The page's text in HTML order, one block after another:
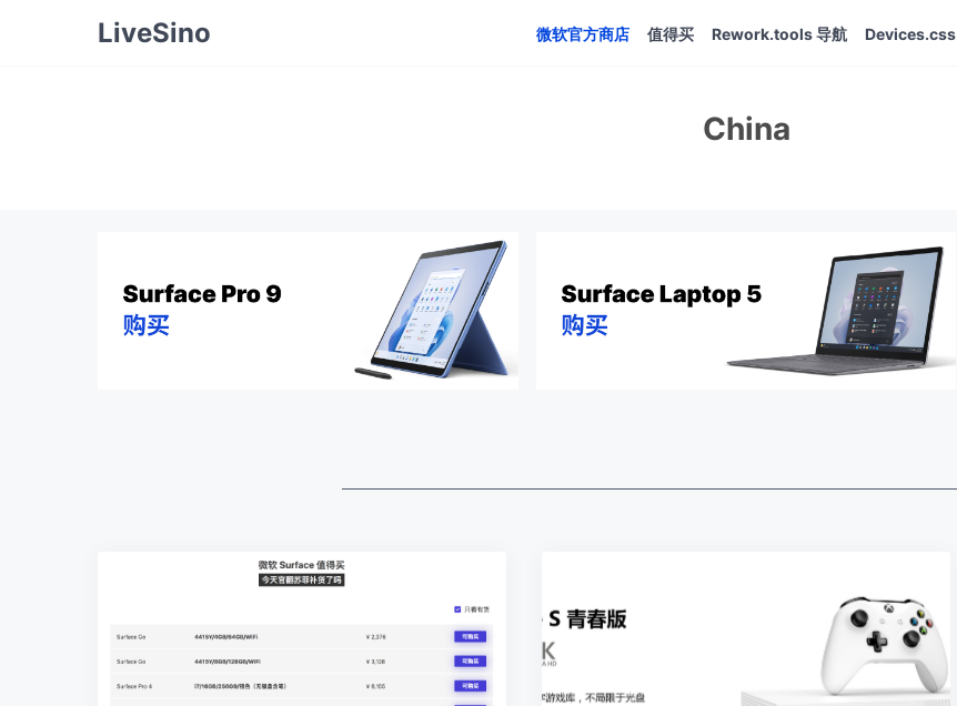
LiveSino 微软官方商店 值得买 Rework.tools 导航 Devices.css
China